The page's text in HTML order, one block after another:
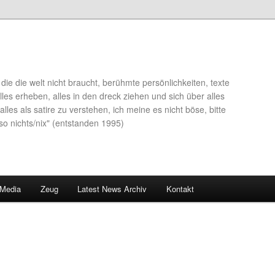
die welt nicht braucht, berühmte persönlichkeiten, texte
erheben, alles in den dreck ziehen und sich über alles
als satire zu verstehen, ich meine es nicht böse, bitte
nichts/nix" (entstanden 1995)
Zeug Latest News Archiv Kontakt